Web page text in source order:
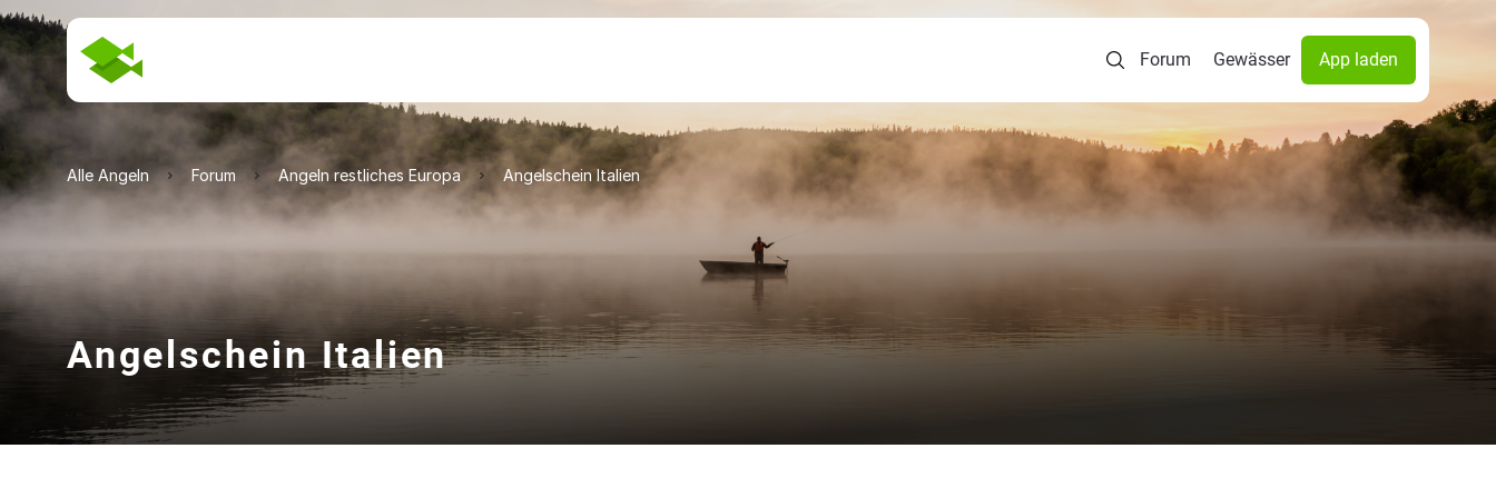
Forum Gewässer App laden
Alle Angeln Forum Angeln restliches Europa Angelschein Italien
Angelschein Italien